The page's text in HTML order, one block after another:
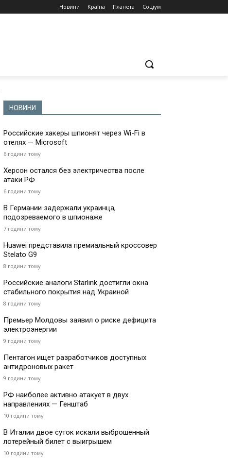
Новини Країна Планета Соціум
НОВИНИ
Российские хакеры шпионят через Wi-Fi в
отелях — Microsoft
6 години тому
Херсон остался без электричества после
атаки РФ
6 години тому
В Германии задержали украинца,
подозреваемого в шпионаже
7 години тому
Huawei представила премиальный кроссовер
Stelato G9
8 години тому
Российские аналоги Starlink достигли окна
стабильного покрытия над Украиной
8 години тому
Премьер Молдовы заявил о риске дефицита
электроэнергии
9 години тому
Пентагон ищет разработчиков доступных
антидроновых ракет
9 години тому
РФ наиболее активно атакует в двух
направлениях — Генштаб
10 години тому
В Италии двое суток искали выброшенный
лотерейный билет с выигрышем
10 години тому